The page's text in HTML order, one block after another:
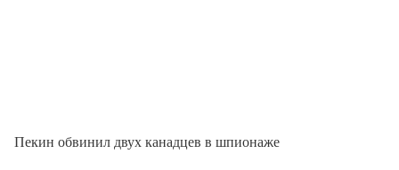
Пекин обвинил двух канадцев в шпионаже